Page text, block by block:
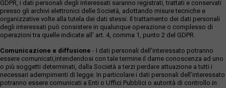
GDPR, i dati personali degli interessati saranno registrati, trattati e conservati
presso gli archivi elettronici delle Società, adottando misure tecniche e
organizzative volte alla tutela dei dati stessi. Il trattamento dei dati personali
degli interessati può consistere in qualunque operazione o complesso di
operazioni tra quelle indicate all' art. 4, comma 1, punto 2 del GDPR.
Comunicazione e diffusione - I dati personali dell’interessato potranno
essere comunicati,intendendosi con tale termine il darne conoscenza ad uno
o più soggetti determinati, dalla Società a terzi perdare attuazione a tutti i
necessari adempimenti di legge. In particolare i dati personali dell’interessato
potranno essere comunicati a Enti o Uffici Pubblici o autorità di controllo in